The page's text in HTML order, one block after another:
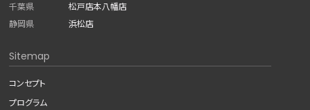
千葉県
松戸店本八幡店
静岡県
浜松店
Sitemap
コンセプト
プログラム